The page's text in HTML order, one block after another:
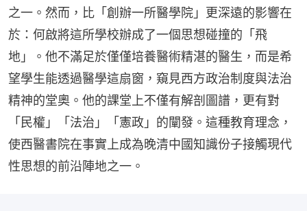
之一。然而，比「創辦一所醫學院」更深遠的影響在
於：何啟將這所學校辦成了一個思想碰撞的「飛
地」。他不滿足於僅僅培養醫術精湛的醫生，而是希
望學生能透過醫學這扇窗，窺見西方政治制度與法治
精神的堂奧。他的課堂上不僅有解剖圖譜，更有對
「民權」「法治」「憲政」的闡發。這種教育理念，
使西醫書院在事實上成為晚清中國知識份子接觸現代
性思想的前沿陣地之一。